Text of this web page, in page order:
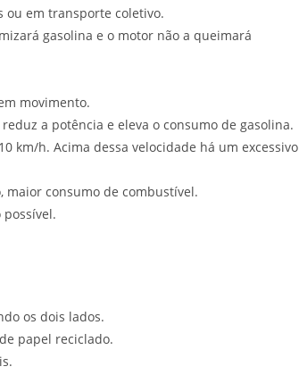
ou em transporte coletivo.
gasolina e o motor não a queimará
movimento.
a potência e eleva o consumo de gasolina.
km/h. Acima dessa velocidade há um excessivo
consumo de combustível.
os dois lados.
papel reciclado.